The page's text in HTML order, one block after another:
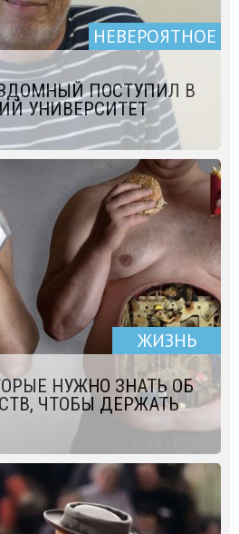
НЕВЕРОЯТНОЕ
ПОСТУПИЛ В
УНИВЕРСИТЕТ
ЖИЗНЬ
НУЖНО ЗНАТЬ ОБ
ЧТОБЫ ДЕРЖАТЬ